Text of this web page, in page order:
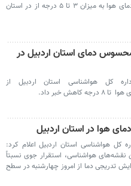
محسوس دمای هوا به میزان ۳ تا ۵ درجه از در استان
دمای استان اردبیل در
کل هواشناسی استان اردبیل از
کاهش خبر داد.
هوا در استان اردبیل
کل هواشناسی استان اردبیل اعلام کرد:
نقشه‌های هواشناسی، استقرار جوی نسبتاً
تدریجی دما از امروز چهارشنبه در سطح